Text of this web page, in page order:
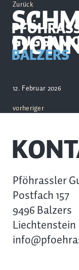
BALZERS
Zurück
12. Februar 2026
vorheriger
Pföhrassler
Postfach 157
9496 Balzers
Liechtenstein